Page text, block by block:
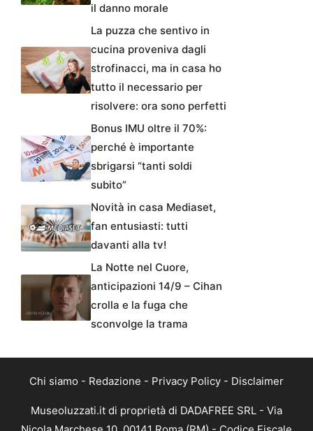
il danno morale
La puzza che sentivo in
cucina proveniva dagli
strofinacci, ma in casa ho
tutto il necessario per
risolvere: ora sono perfetti
Bonus IMU oltre il 70%:
perché è importante
sbrigarsi “tanti soldi
subito”
Novità in casa Mediaset,
fan entusiasti: tutti
davanti alla tv!
La Notte nel Cuore,
anticipazioni 14/9 – Cihan
crolla e la fuga che
sconvolge la trama
Chi siamo - Redazione - Privacy Policy - Disclaimer
Museoluzzati.it di proprietà di DADAFREE SRL - Via